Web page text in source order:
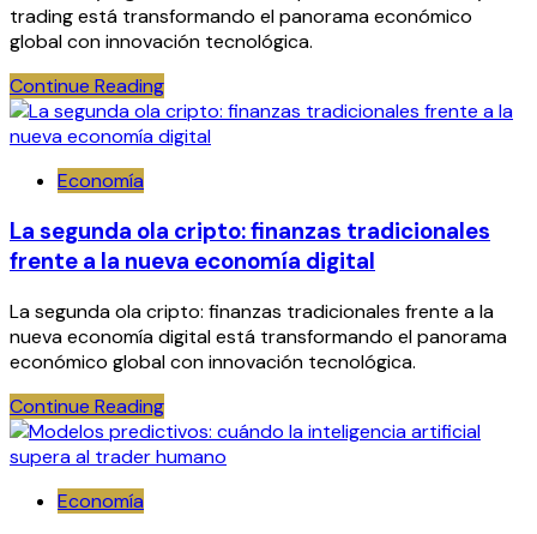
trading está transformando el panorama económico
global con innovación tecnológica.
Continue Reading
Economía
La segunda ola cripto: finanzas tradicionales
frente a la nueva economía digital
La segunda ola cripto: finanzas tradicionales frente a la
nueva economía digital está transformando el panorama
económico global con innovación tecnológica.
Continue Reading
Economía